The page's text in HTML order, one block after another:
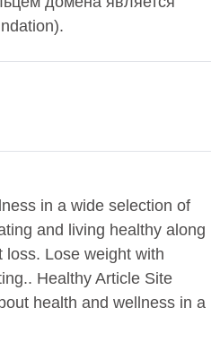
in a wide selection of
and living healthy along
loss. Lose weight with
Healthy Article Site
health and wellness in a